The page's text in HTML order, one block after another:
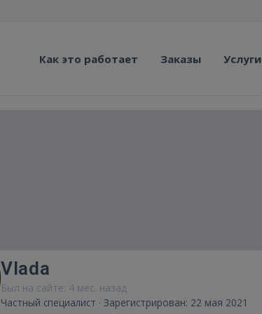
Как это работает Заказы Услуги
Vlada
Был на сайте: 4 мес. назад
Частный специалист · Зарегистрирован: 22 мая 2021